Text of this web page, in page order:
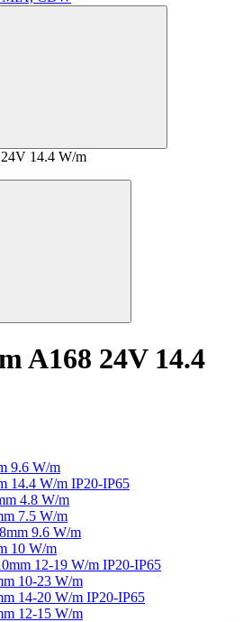
14.4 W/m
A168 24V 14.4
9.6 W/m
14.4 W/m IP20-IP65
4.8 W/m
7.5 W/m
9.6 W/m
10 W/m
12-19 W/m IP20-IP65
10-23 W/m
14-20 W/m IP20-IP65
12-15 W/m